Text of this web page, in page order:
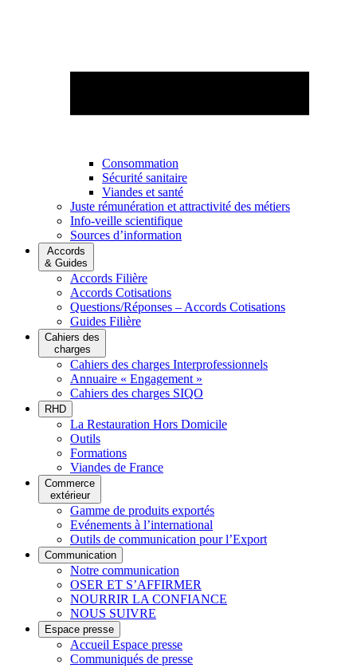
Consommation
Sécurité sanitaire
Viandes et santé
Juste rémunération et attractivité des métiers
Info-veille scientifique
Sources d’information
Accords
& Guides
Accords Filière
Accords Cotisations
Questions/Réponses – Accords Cotisations
Guides Filière
Cahiers des
charges
Cahiers des charges Interprofessionnels
Annuaire « Engagement »
Cahiers des charges SIQO
RHD
La Restauration Hors Domicile
Outils
Formations
Viandes de France
Commerce
extérieur
Gamme de produits exportés
Evénements à l’international
Outils de communication pour l’Export
Communication
Notre communication
OSER ET S’AFFIRMER
NOURRIR LA CONFIANCE
NOUS SUIVRE
Espace presse
Accueil Espace presse
Communiqués de presse